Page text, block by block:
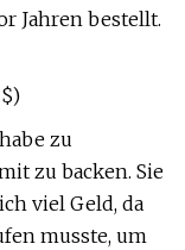
Jahren bestellt.
zu
zu backen. Sie
viel Geld, da
musste, um